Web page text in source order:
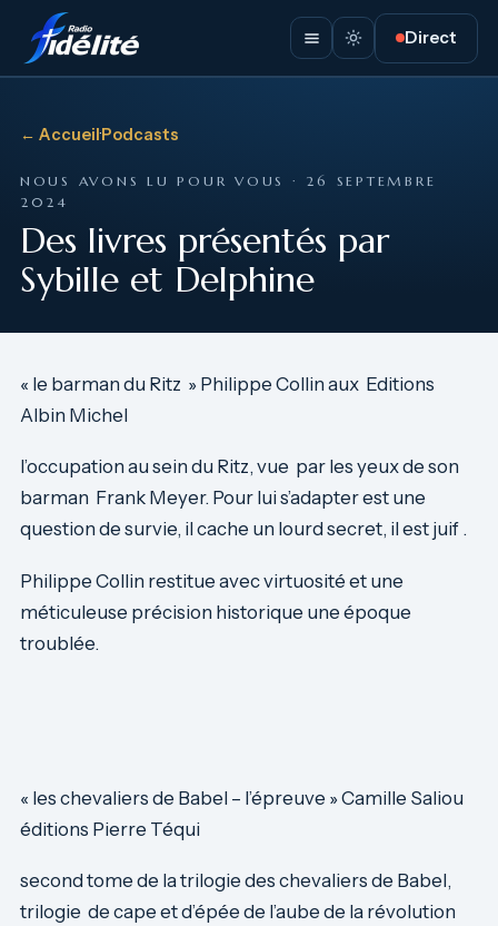
Direct
← Accueil·Podcasts
NOUS AVONS LU POUR VOUS · 26 SEPTEMBRE
2024
Des livres présentés par
Sybille et Delphine
« le barman du Ritz » Philippe Collin aux Editions
Albin Michel
l’occupation au sein du Ritz, vue par les yeux de son
barman Frank Meyer. Pour lui s’adapter est une
question de survie, il cache un lourd secret, il est juif .
Philippe Collin restitue avec virtuosité et une
méticuleuse précision historique une époque
troublée.
« les chevaliers de Babel – l’épreuve » Camille Saliou
éditions Pierre Téqui
second tome de la trilogie des chevaliers de Babel,
trilogie de cape et d’épée de l’aube de la révolution